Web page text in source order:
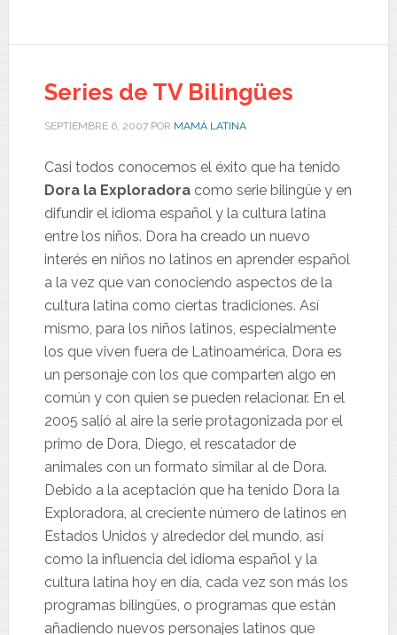
Series de TV Bilingües
SEPTIEMBRE 6, 2007POR MAMÁ LATINA
Casi todos conocemos el éxito que ha tenido
Dora la Exploradoracomo serie bilingüe y en
difundir el idioma español y la cultura latina
entre los niños. Dora ha creado un nuevo
interés en niños no latinos en aprender español
a la vez que van conociendo aspectos de la
cultura latina como ciertas tradiciones. Así
mismo, para los niños latinos, especialmente
los que viven fuera de Latinoamérica, Dora es
un personaje con los que comparten algo en
común y con quien se pueden relacionar. En el
2005 salió al aire la serie protagonizada por el
primo de Dora, Diego, el rescatador de
animales con un formato similar al de Dora.
Debido a la aceptación que ha tenido Dora la
Exploradora, al creciente número de latinos en
Estados Unidos y alrededor del mundo, así
como la influencia del idioma español y la
cultura latina hoy en día, cada vez son más los
programas bilingües, o programas que están
añadiendo nuevos personajes latinos que